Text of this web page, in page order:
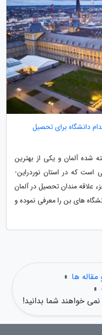
دانشگاه برای تحصیل
شده آلمان و یکی از بهترین
است که در استان نوردراین-
علاقه مندان تحصیل در آلمان
های بن را معرفی نموده و
مقاله ها »
»
نمی خواهند شما بدانید!